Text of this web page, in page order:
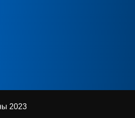
2023